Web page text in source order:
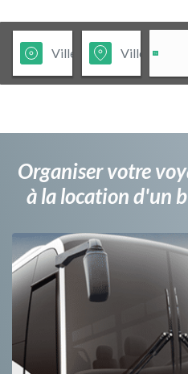
Organiser votre
à la location d'un